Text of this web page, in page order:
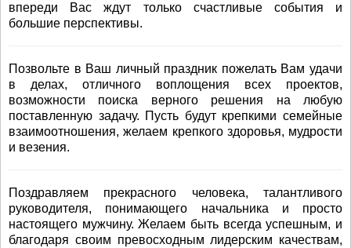
впереди Вас ждут только счастливые события и
большие перспективы.
Позвольте в Ваш личный праздник пожелать Вам удачи
в делах, отличного воплощения всех проектов,
возможности поиска верного решения на любую
поставленную задачу. Пусть будут крепкими семейные
взаимоотношения, желаем крепкого здоровья, мудрости
и везения.
Поздравляем прекрасного человека, талантливого
руководителя, понимающего начальника и просто
настоящего мужчину. Желаем быть всегда успешным, и
благодаря своим превосходным лидерским качествам,